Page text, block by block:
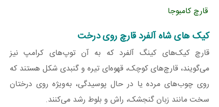
قارچ کامبوجا
کیک های شاه آلفرد قارچ روی درخت
قارچ کیک‌‌های کینگ آلفرد که به آن توپ‌های کرامپ نیز
می‌گویند، قارچ‌های کوچک، قهوه‌ای تیره و گنبدی شکل هستند که
روی چوب‌های مرده یا در حال پوسیدگی، به‌ویژه روی درختان
سخت مانند زبان گنجشک، راش و بلوط رشد می‌کنند.